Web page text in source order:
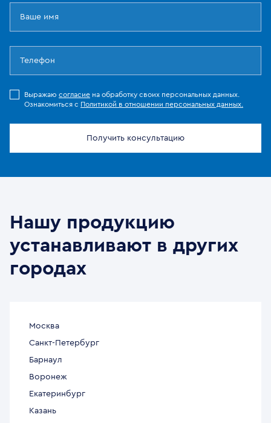
Выражаю согласие на обработку своих персональных данных.
Ознакомиться с Политикой в отношении персональных данных.
Получить консультацию
Нашу продукцию
устанавливают в других
городах
Москва
Санкт-Петербург
Барнаул
Воронеж
Екатеринбург
Казань